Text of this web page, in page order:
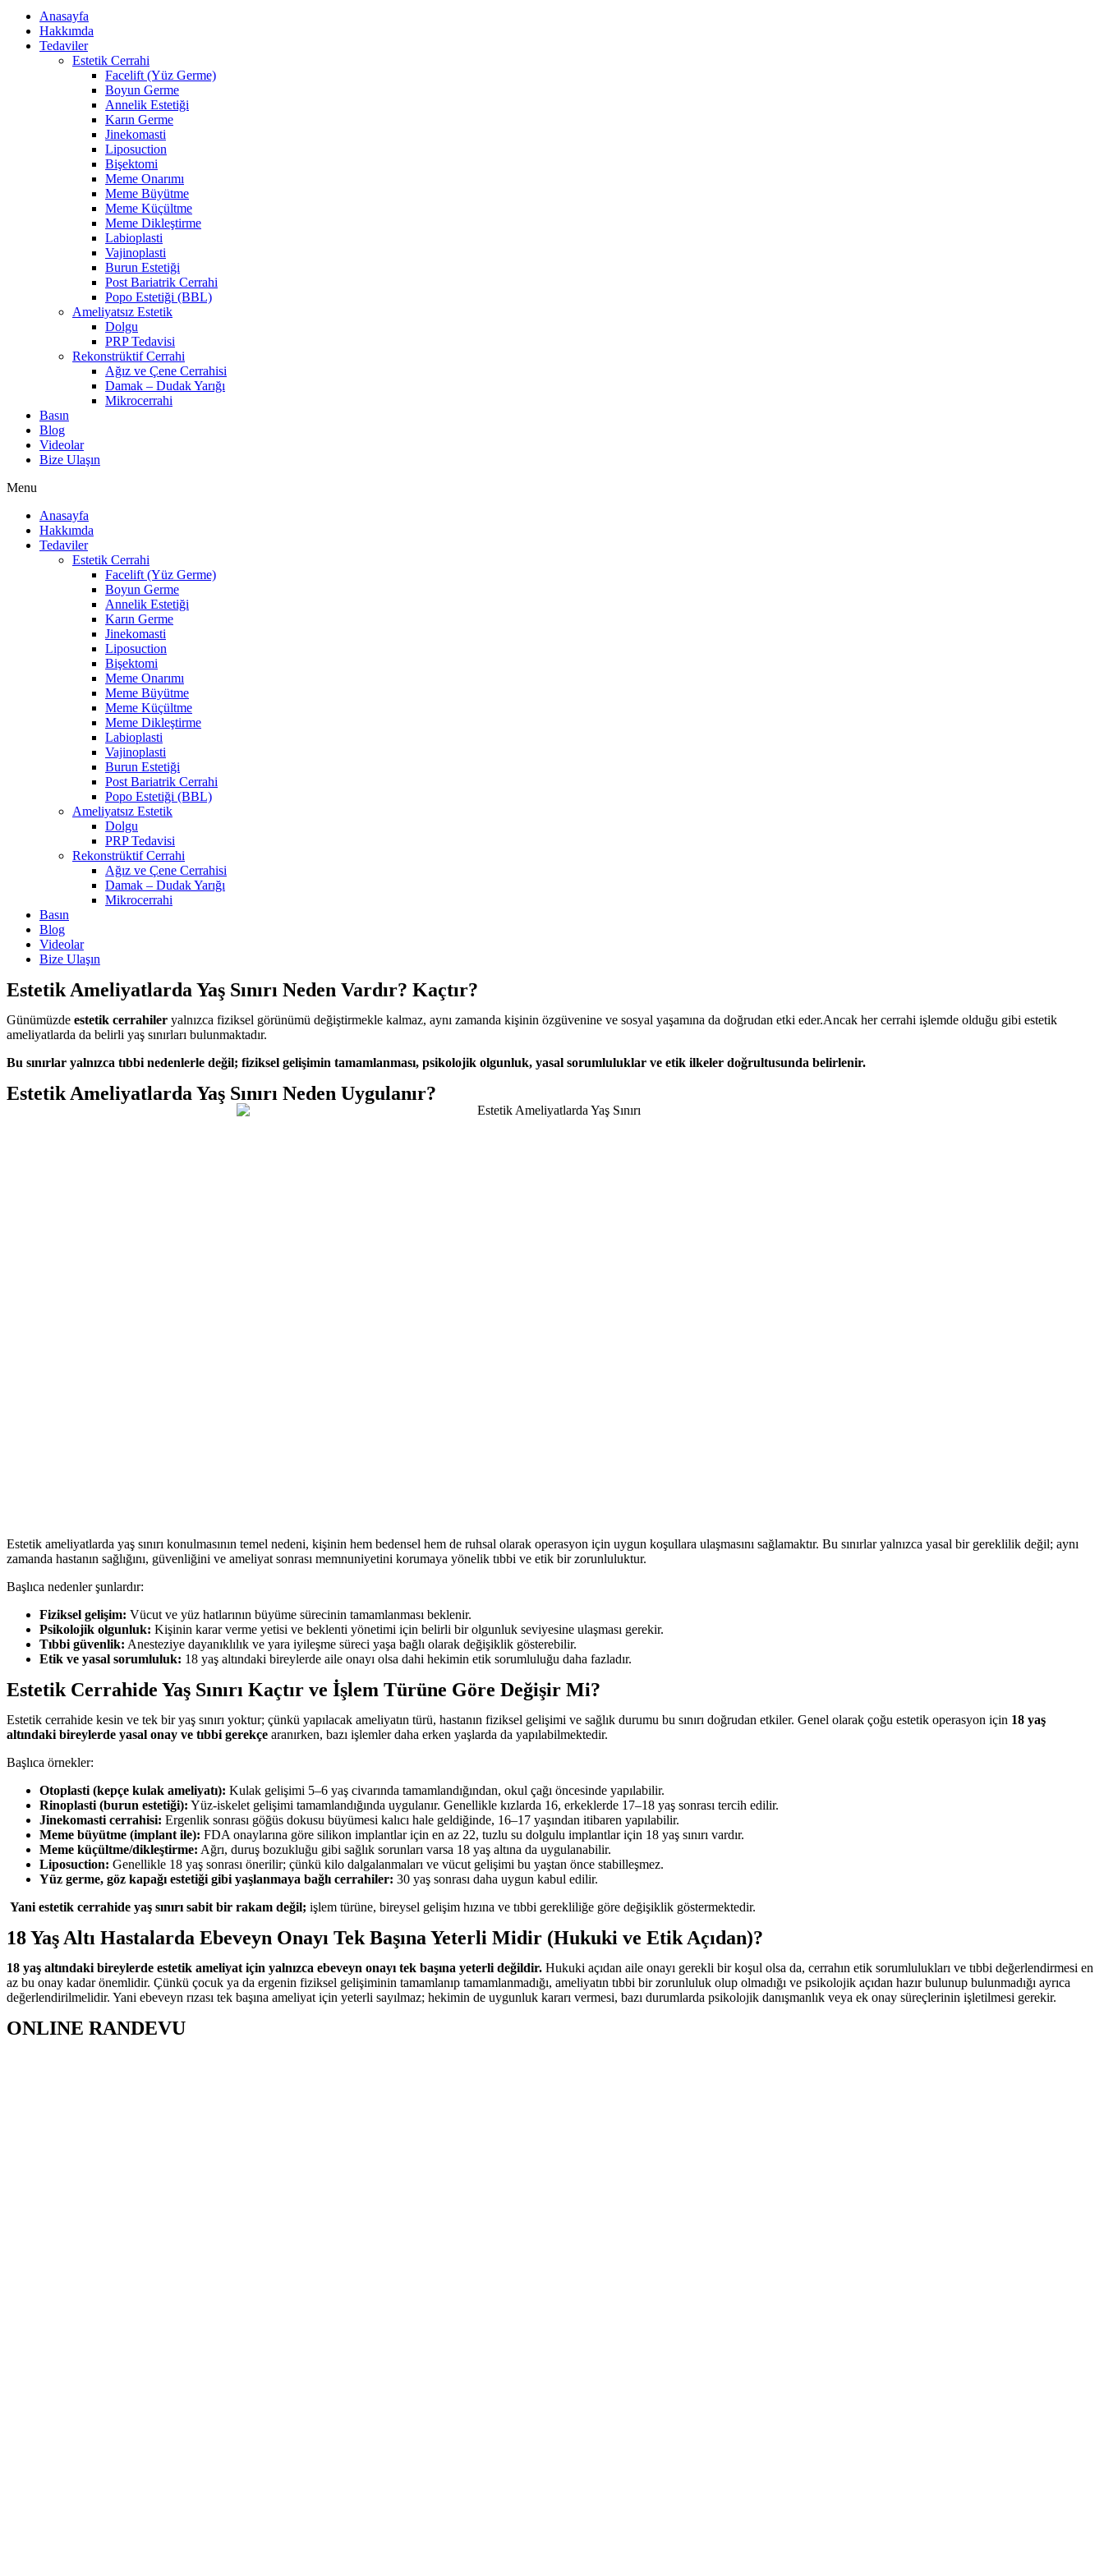
Anasayfa
Hakkımda
Tedaviler
Estetik Cerrahi
Facelift (Yüz Germe)
Boyun Germe
Annelik Estetiği
Karın Germe
Jinekomasti
Liposuction
Bişektomi
Meme Onarımı
Meme Büyütme
Meme Küçültme
Meme Dikleştirme
Labioplasti
Vajinoplasti
Burun Estetiği
Post Bariatrik Cerrahi
Popo Estetiği (BBL)
Ameliyatsız Estetik
Dolgu
PRP Tedavisi
Rekonstrüktif Cerrahi
Ağız ve Çene Cerrahisi
Damak – Dudak Yarığı
Mikrocerrahi
Basın
Blog
Videolar
Bize Ulaşın
Menu
Anasayfa
Hakkımda
Tedaviler
Estetik Cerrahi
Facelift (Yüz Germe)
Boyun Germe
Annelik Estetiği
Karın Germe
Jinekomasti
Liposuction
Bişektomi
Meme Onarımı
Meme Büyütme
Meme Küçültme
Meme Dikleştirme
Labioplasti
Vajinoplasti
Burun Estetiği
Post Bariatrik Cerrahi
Popo Estetiği (BBL)
Ameliyatsız Estetik
Dolgu
PRP Tedavisi
Rekonstrüktif Cerrahi
Ağız ve Çene Cerrahisi
Damak – Dudak Yarığı
Mikrocerrahi
Basın
Blog
Videolar
Bize Ulaşın
Estetik Ameliyatlarda Yaş Sınırı Neden Vardır? Kaçtır?
Günümüzde estetik cerrahiler yalnızca fiziksel görünümü değiştirmekle kalmaz, aynı zamanda kişinin özgüvenine ve sosyal yaşamına da doğrudan etki eder.Ancak her cerrahi işlemde olduğu gibi estetik
ameliyatlarda da belirli yaş sınırları bulunmaktadır.
Bu sınırlar yalnızca tıbbi nedenlerle değil; fiziksel gelişimin tamamlanması, psikolojik olgunluk, yasal sorumluluklar ve etik ilkeler doğrultusunda belirlenir.
Estetik Ameliyatlarda Yaş Sınırı Neden Uygulanır?
Estetik ameliyatlarda yaş sınırı konulmasının temel nedeni, kişinin hem bedensel hem de ruhsal olarak operasyon için uygun koşullara ulaşmasını sağlamaktır. Bu sınırlar yalnızca yasal bir gereklilik değil; aynı
zamanda hastanın sağlığını, güvenliğini ve ameliyat sonrası memnuniyetini korumaya yönelik tıbbi ve etik bir zorunluluktur.
Başlıca nedenler şunlardır:
Fiziksel gelişim: Vücut ve yüz hatlarının büyüme sürecinin tamamlanması beklenir.
Psikolojik olgunluk: Kişinin karar verme yetisi ve beklenti yönetimi için belirli bir olgunluk seviyesine ulaşması gerekir.
Tıbbi güvenlik: Anesteziye dayanıklılık ve yara iyileşme süreci yaşa bağlı olarak değişiklik gösterebilir.
Etik ve yasal sorumluluk: 18 yaş altındaki bireylerde aile onayı olsa dahi hekimin etik sorumluluğu daha fazladır.
Estetik Cerrahide Yaş Sınırı Kaçtır ve İşlem Türüne Göre Değişir Mi?
Estetik cerrahide kesin ve tek bir yaş sınırı yoktur; çünkü yapılacak ameliyatın türü, hastanın fiziksel gelişimi ve sağlık durumu bu sınırı doğrudan etkiler. Genel olarak çoğu estetik operasyon için 18 yaş
altındaki bireylerde yasal onay ve tıbbi gerekçe aranırken, bazı işlemler daha erken yaşlarda da yapılabilmektedir.
Başlıca örnekler:
Otoplasti (kepçe kulak ameliyatı): Kulak gelişimi 5–6 yaş civarında tamamlandığından, okul çağı öncesinde yapılabilir.
Rinoplasti (burun estetiği): Yüz-iskelet gelişimi tamamlandığında uygulanır. Genellikle kızlarda 16, erkeklerde 17–18 yaş sonrası tercih edilir.
Jinekomasti cerrahisi: Ergenlik sonrası göğüs dokusu büyümesi kalıcı hale geldiğinde, 16–17 yaşından itibaren yapılabilir.
Meme büyütme (implant ile): FDA onaylarına göre silikon implantlar için en az 22, tuzlu su dolgulu implantlar için 18 yaş sınırı vardır.
Meme küçültme/dikleştirme: Ağrı, duruş bozukluğu gibi sağlık sorunları varsa 18 yaş altına da uygulanabilir.
Liposuction: Genellikle 18 yaş sonrası önerilir; çünkü kilo dalgalanmaları ve vücut gelişimi bu yaştan önce stabilleşmez.
Yüz germe, göz kapağı estetiği gibi yaşlanmaya bağlı cerrahiler: 30 yaş sonrası daha uygun kabul edilir.
Yani estetik cerrahide yaş sınırı sabit bir rakam değil; işlem türüne, bireysel gelişim hızına ve tıbbi gerekliliğe göre değişiklik göstermektedir.
18 Yaş Altı Hastalarda Ebeveyn Onayı Tek Başına Yeterli Midir (Hukuki ve Etik Açıdan)?
18 yaş altındaki bireylerde estetik ameliyat için yalnızca ebeveyn onayı tek başına yeterli değildir. Hukuki açıdan aile onayı gerekli bir koşul olsa da, cerrahın etik sorumlulukları ve tıbbi değerlendirmesi en
az bu onay kadar önemlidir. Çünkü çocuk ya da ergenin fiziksel gelişiminin tamamlanıp tamamlanmadığı, ameliyatın tıbbi bir zorunluluk olup olmadığı ve psikolojik açıdan hazır bulunup bulunmadığı ayrıca
değerlendirilmelidir. Yani ebeveyn rızası tek başına ameliyat için yeterli sayılmaz; hekimin de uygunluk kararı vermesi, bazı durumlarda psikolojik danışmanlık veya ek onay süreçlerinin işletilmesi gerekir.
ONLINE RANDEVU